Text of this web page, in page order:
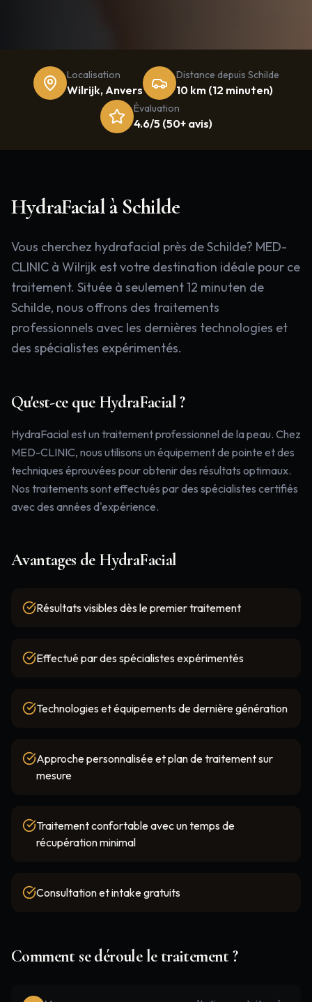
Localisation
Wilrijk, Anvers
Distance depuis Schilde
10 km(12 minuten)
Évaluation
4.6/5 (50+ avis)
HydraFacialàSchilde
Vous cherchez hydrafacial près de Schilde? MED-
CLINIC à Wilrijk est votre destination idéale pour ce
traitement. Située à seulement 12 minuten de
Schilde, nous offrons des traitements
professionnels avec les dernières technologies et
des spécialistes expérimentés.
Qu'est-ce que HydraFacial?
HydraFacial est un traitement professionnel de la peau. Chez
MED-CLINIC, nous utilisons un équipement de pointe et des
techniques éprouvées pour obtenir des résultats optimaux.
Nos traitements sont effectués par des spécialistes certifiés
avec des années d'expérience.
Avantages de HydraFacial
Résultats visibles dès le premier traitement
Effectué par des spécialistes expérimentés
Technologies et équipements de dernière génération
Approche personnalisée et plan de traitement sur
mesure
Traitement confortable avec un temps de
récupération minimal
Consultation et intake gratuits
Comment se déroule le traitement ?